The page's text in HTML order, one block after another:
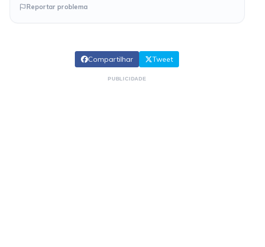
Reportar problema
Compartilhar Tweet
PUBLICIDADE